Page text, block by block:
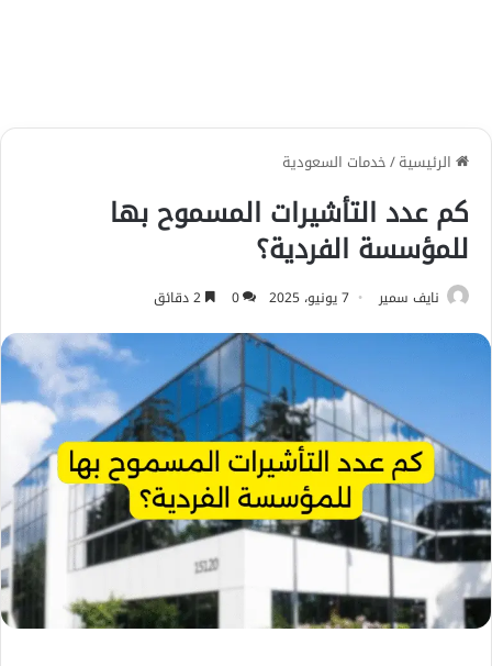
الرئيسية/خدمات السعودية
كم عدد التأشيرات المسموح بها
للمؤسسة الفردية؟
نايف سمير 7 يونيو، 2025 0